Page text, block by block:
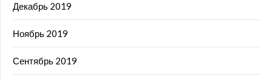
Декабрь 2019
Ноябрь 2019
Сентябрь 2019